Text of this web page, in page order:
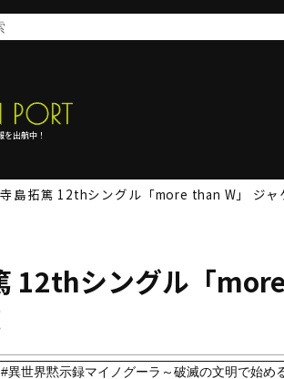
出航中！
寺島拓篤 12thシングル「more than W」 ジャ
12thシングル「
#異世界黙示録マイノグーラ～破滅の文明で始め